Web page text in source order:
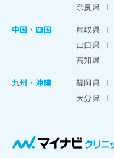
奈良県
中国・四国
鳥取県
山口県
高知県
九州・沖縄
福岡県
大分県